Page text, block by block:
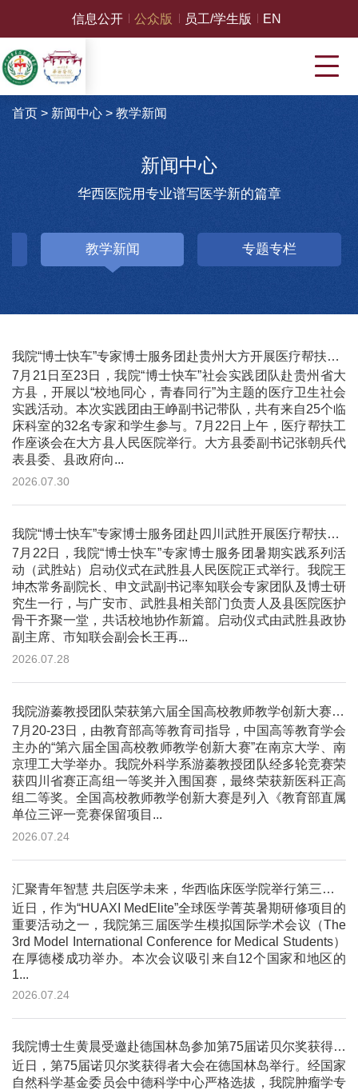
信息公开 公众版 员工/学生版 EN
首页 > 新闻中心> 教学新闻
新闻中心
华西医院用专业谱写医学新的篇章
教学新闻 专题专栏
我院“博士快车”专家博士服务团赴贵州大方开展医疗帮扶活动
7月21日至23日，我院“博士快车”社会实践团队赴贵州省大
方县，开展以“校地同心，青春同行”为主题的医疗卫生社会
实践活动。本次实践团由王峥副书记带队，共有来自25个临
床科室的32名专家和学生参与。7月22日上午，医疗帮扶工
作座谈会在大方县人民医院举行。大方县委副书记张朝兵代
表县委、县政府向...
2026.07.30
我院“博士快车”专家博士服务团赴四川武胜开展医疗帮扶活动
7月22日，我院“博士快车”专家博士服务团暑期实践系列活
动（武胜站）启动仪式在武胜县人民医院正式举行。我院王
坤杰常务副院长、申文武副书记率知联会专家团队及博士研
究生一行，与广安市、武胜县相关部门负责人及县医院医护
骨干齐聚一堂，共话校地协作新篇。启动仪式由武胜县政协
副主席、市知联会副会长王再...
2026.07.28
我院游蓁教授团队荣获第六届全国高校教师教学创新大赛二等奖
7月20-23日，由教育部高等教育司指导，中国高等教育学会
主办的“第六届全国高校教师教学创新大赛”在南京大学、南
京理工大学举办。我院外科学系游蓁教授团队经多轮竞赛荣
获四川省赛正高组一等奖并入围国赛，最终荣获新医科正高
组二等奖。全国高校教师教学创新大赛是列入《教育部直属
单位三评一竞赛保留项目...
2026.07.24
汇聚青年智慧 共启医学未来，华西临床医学院举行第三届医学生模拟国际学术会议
近日，作为“HUAXI MedElite”全球医学菁英暑期研修项目的
重要活动之一，我院第三届医学生模拟国际学术会议（The
3rd Model International Conference for Medical Students）
在厚德楼成功举办。本次会议吸引来自12个国家和地区的
1...
2026.07.24
我院博士生黄晨受邀赴德国林岛参加第75届诺贝尔奖获得者大会
近日，第75届诺贝尔奖获得者大会在德国林岛举行。经国家
自然科学基金委员会中德科学中心严格选拔，我院肿瘤学专